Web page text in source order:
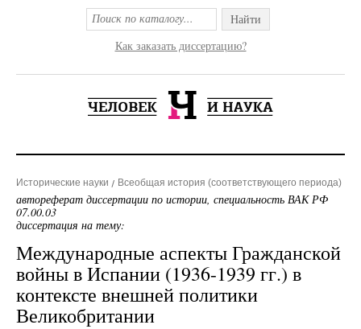
Найти
Как заказать диссертацию?
Исторические науки Всеобщая история (соответствующего периода)
автореферат диссертации по истории, специальность ВАК РФ
07.00.03
диссертация на тему:
Международные аспекты Гражданской
войны в Испании (1936-1939 гг.) в
контексте внешней политики
Великобритании